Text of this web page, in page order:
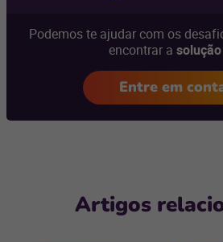
Podemos te ajudar com os
encontrar a
Entre em
Artigos